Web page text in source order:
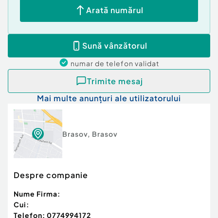
Număr Băi:1
Arată numărul
Sună vânzătorul
numar de telefon validat
Trimite mesaj
Mai multe anunțuri ale utilizatorului
Brasov, Brasov
Despre companie
Nume Firma:
Cui:
Telefon: 0774994172